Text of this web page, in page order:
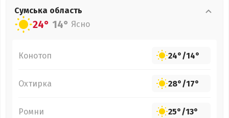
Сумська область
24° 14° Ясно
Конотоп 24°/14°
Охтирка 28°/17°
Ромни 25°/13°